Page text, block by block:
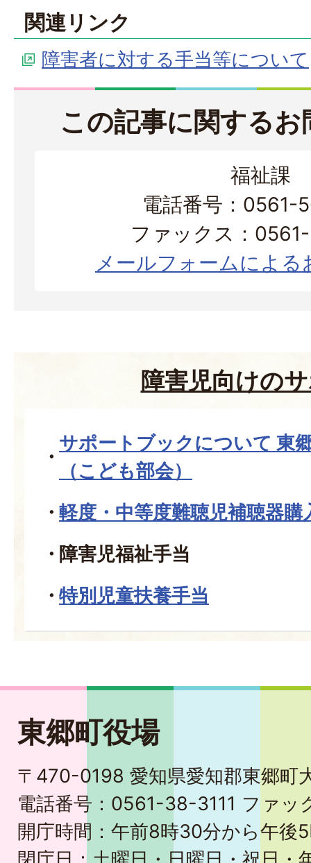
関連リンク
障害者に対する手当等について
この記事に関する
福祉課
電話番号：0561-
ファックス：
メールフォームによる
障害児向けの
サポートブックについて 東
（こども部会）
軽度・中等度難聴児補聴器購
障害児福祉手当
特別児童扶養手当
東郷町役場
〒470-0198 愛知県愛知郡東郷町
電話番号：0561-38-3111 ファ
開庁時間：午前8時30分から午後